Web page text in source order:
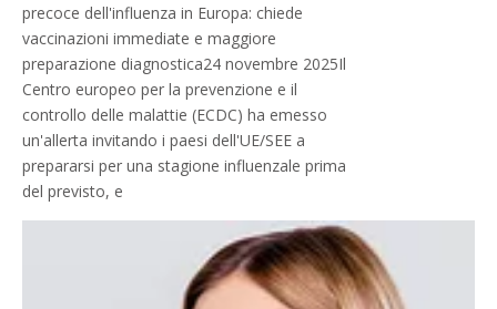
precoce dell'influenza in Europa: chiede
vaccinazioni immediate e maggiore
preparazione diagnostica24 novembre 2025Il
Centro europeo per la prevenzione e il
controllo delle malattie (ECDC) ha emesso
un'allerta invitando i paesi dell'UE/SEE a
prepararsi per una stagione influenzale prima
del previsto, e